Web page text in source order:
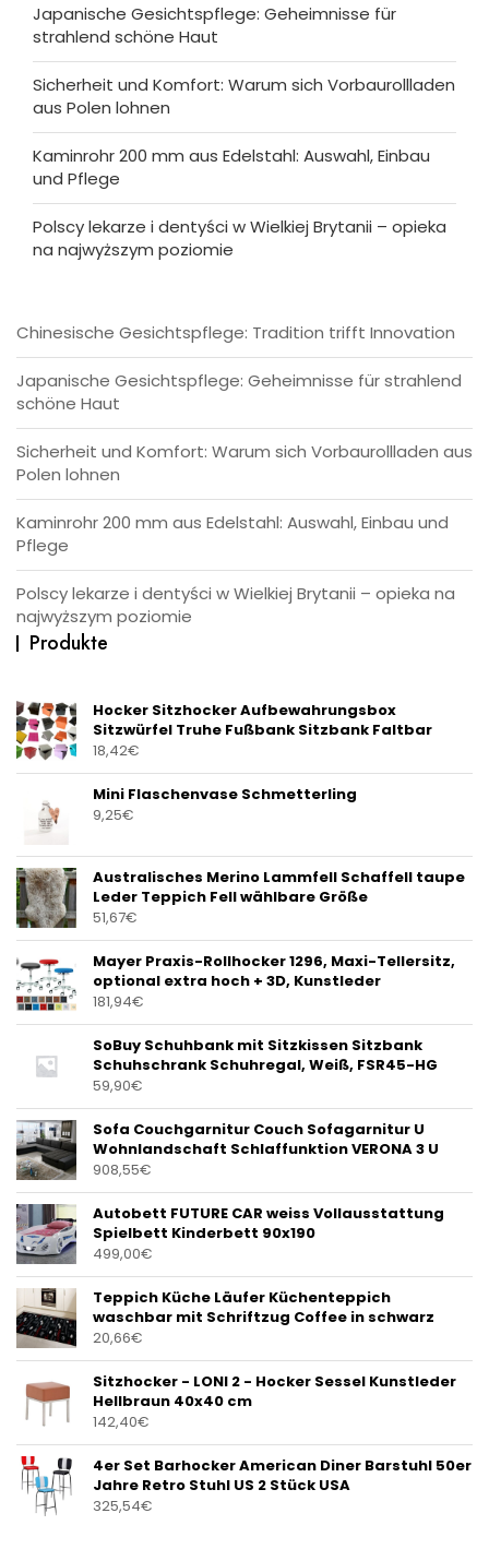
Japanische Gesichtspflege: Geheimnisse für
strahlend schöne Haut
Sicherheit und Komfort: Warum sich Vorbaurollladen
aus Polen lohnen
Kaminrohr 200 mm aus Edelstahl: Auswahl, Einbau
und Pflege
Polscy lekarze i dentyści w Wielkiej Brytanii – opieka
na najwyższym poziomie
Chinesische Gesichtspflege: Tradition trifft Innovation
Japanische Gesichtspflege: Geheimnisse für strahlend
schöne Haut
Sicherheit und Komfort: Warum sich Vorbaurollladen aus
Polen lohnen
Kaminrohr 200 mm aus Edelstahl: Auswahl, Einbau und
Pflege
Polscy lekarze i dentyści w Wielkiej Brytanii – opieka na
najwyższym poziomie
Produkte
Hocker Sitzhocker Aufbewahrungsbox
Sitzwürfel Truhe Fußbank Sitzbank Faltbar
18,42€
Mini Flaschenvase Schmetterling
9,25€
Australisches Merino Lammfell Schaffell taupe
Leder Teppich Fell wählbare Größe
51,67€
Mayer Praxis-Rollhocker 1296, Maxi-Tellersitz,
optional extra hoch + 3D, Kunstleder
181,94€
SoBuy Schuhbank mit Sitzkissen Sitzbank
Schuhschrank Schuhregal, Weiß, FSR45-HG
59,90€
Sofa Couchgarnitur Couch Sofagarnitur U
Wohnlandschaft Schlaffunktion VERONA 3 U
908,55€
Autobett FUTURE CAR weiss Vollausstattung
Spielbett Kinderbett 90x190
499,00€
Teppich Küche Läufer Küchenteppich
waschbar mit Schriftzug Coffee in schwarz
20,66€
Sitzhocker - LONI 2 - Hocker Sessel Kunstleder
Hellbraun 40x40 cm
142,40€
4er Set Barhocker American Diner Barstuhl 50er
Jahre Retro Stuhl US 2 Stück USA
325,54€